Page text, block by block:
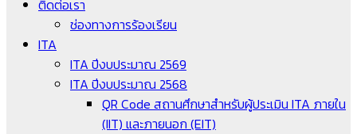
ติดต่อเรา
ช่องทางการร้องเรียน
ITA
ITA ปีงบประมาณ 2569
ITA ปีงบประมาณ 2568
QR Code สถานศึกษาสำหรับผู้ประเมิน ITA ภายใน
(IIT) และภายนอก (EIT)